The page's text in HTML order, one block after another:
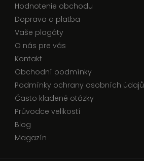
Hodnotenie obchodu
Doprava a platba
Vaše plagáty
O nás pre vás
Kontakt
Obchodní podmínky
Podmínky ochrany osobních údajů
Často kladené otázky
Průvodce velikostí
Blog
Magazín